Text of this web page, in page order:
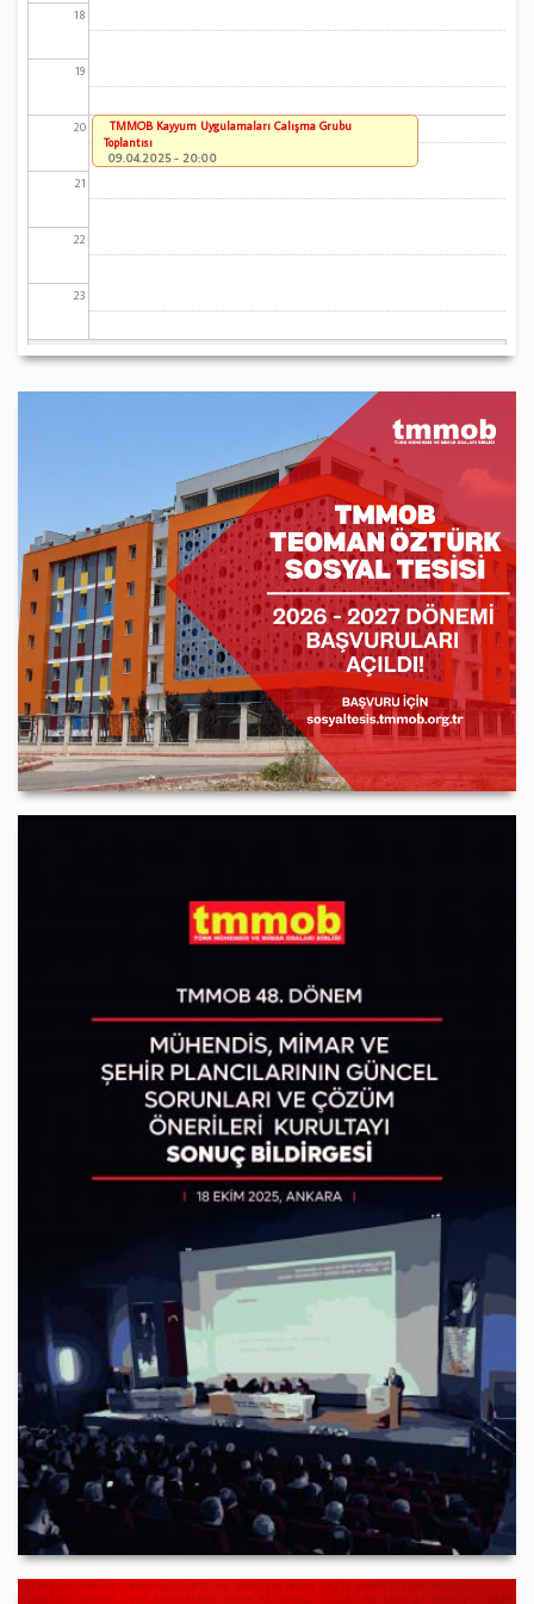
18
19
20
21
22
23
TMMOB Kayyum Uygulamaları Çalışma Grubu
Toplantısı
09.04.2025 - 20:00